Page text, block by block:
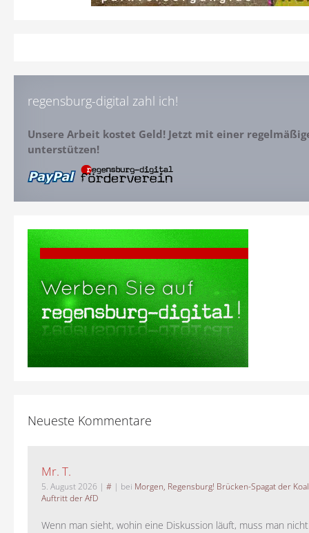
regensburg-digital zahl ich!
Unsere Arbeit kostet Geld! Jetzt mit einer
unterstützen!
Neueste Kommentare
Mr. T.
5. August 2026 | # | bei Morgen, Regensburg! Brücken-Spagat der
Auftritt der AfD
Wenn man sieht, wohin eine Diskussion läuft, muss man